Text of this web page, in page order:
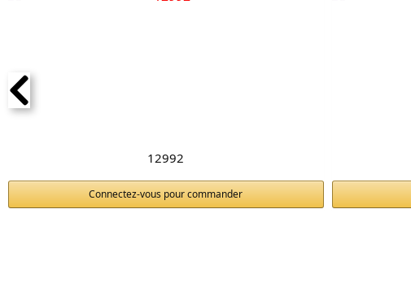
12992
Connectez-vous pour commander